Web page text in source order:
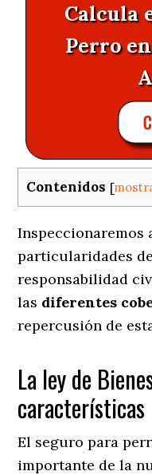
Calcula
Perro
Contenidos [
Inspeccionaremos
particularidades
responsabilidad
las diferentes
repercusión de
La ley de
características
El seguro para
importante de la